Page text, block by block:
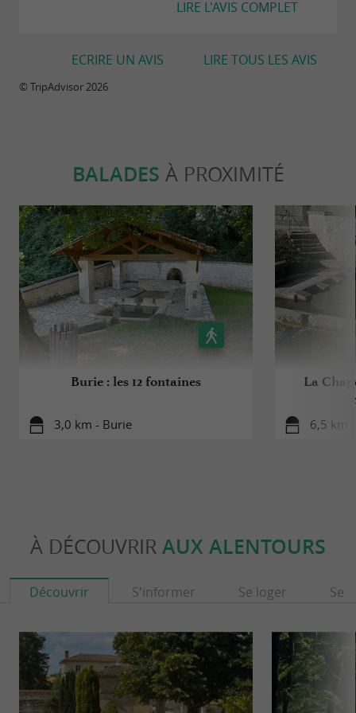
Ouverture du parc : à partir du 4 avril 2026
les jours pendant vacances scolaires (toutes
zones)
LIRE L'AVIS COMPLET
LIRE TOUS LES AVIS
ECRIRE UN AVIS
© TripAdvisor 2026
BALADES À PROXIMITÉ
Burie : les 12 fontaines
3,0 km - Burie
La
6,5 km
À DÉCOUVRIR AUX ALENTOURS
Découvrir S'informer Se loger Se